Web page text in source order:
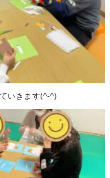
いきます(^-^)